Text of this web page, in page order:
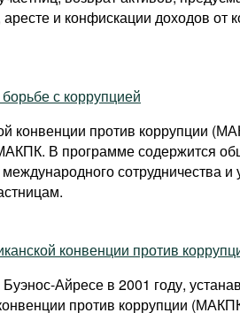
и конфискации доходов от
с коррупцией
конвенции против коррупции
В программе содержится
сотрудничества
конвенции против
Айресе в 2001 году,
против коррупции